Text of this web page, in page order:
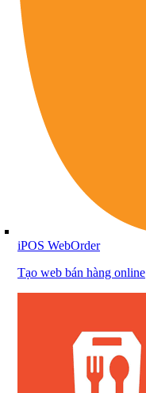
iPOS WebOrder
Tạo web bán hàng online